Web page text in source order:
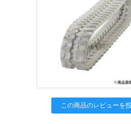
この商品のレビューを